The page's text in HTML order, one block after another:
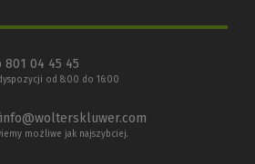
801 04 45 45
od 8:00 do 16:00
możliwe jak najszybciej.